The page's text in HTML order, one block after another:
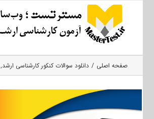
صفحه اصلی دانلود سوالات کنکور کارشناسی ارشد